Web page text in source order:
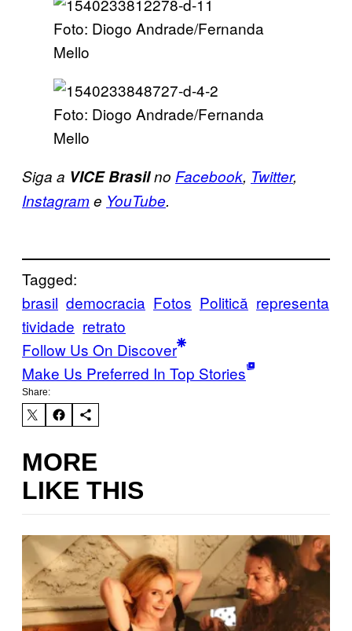
Foto: Diogo Andrade/Fernanda
Mello
Foto: Diogo Andrade/Fernanda
Mello
Siga a VICE Brasilno Facebook, Twitter,
Instagrame YouTube.
Tagged:
brasil democracia Fotos Politică representa
tividade retrato
Follow Us On Discover
Make Us Preferred In Top Stories
Share:
MORE
LIKE THIS